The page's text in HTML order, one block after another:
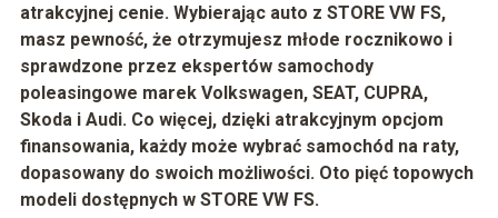
atrakcyjnej cenie. Wybierając auto z STORE VW FS,
masz pewność, że otrzymujesz młode rocznikowo i
sprawdzone przez ekspertów samochody
poleasingowe marek Volkswagen, SEAT, CUPRA,
Skoda i Audi. Co więcej, dzięki atrakcyjnym opcjom
finansowania, każdy może wybrać samochód na raty,
dopasowany do swoich możliwości. Oto pięć topowych
modeli dostępnych w STORE VW FS.